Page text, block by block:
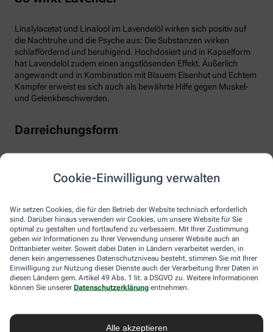
Cookie-Einwilligung verwalten
Wir setzen Cookies, die für den Betrieb der Website technisch erforderlich
sind. Darüber hinaus verwenden wir Cookies, um unsere Website für Sie
optimal zu gestalten und fortlaufend zu verbessern. Mit Ihrer Zustimmung
geben wir Informationen zu Ihrer Verwendung unserer Website auch an
Drittanbieter weiter. Soweit dabei Daten in Ländern verarbeitet werden, in
denen kein angemessenes Datenschutzniveau besteht, stimmen Sie mit Ihrer
Einwilligung zur Nutzung dieser Dienste auch der Verarbeitung Ihrer Daten in
diesen Ländern gem. Artikel 49 Abs. 1 lit. a DSGVO zu. Weitere Informationen
können Sie unserer Datenschutzerklärung entnehmen.
Alle akzeptieren
Linalylacetat und Linalool im Lavendelöl wirken sich positiv auf
die Nachtruhe und die Psyche aus: Die Substanzen wirken
schlaffördernd und beruhigend. Hochdosiert und in Kapselform
hat Lavendelöl zudem einen angstlösenden Effekt. Äußerlich
angewandt und in Kombination mit Blauem Eisenhut und Echtem
Kampfer erweist es sich auch als bewährte Hilfe gegen Muskel-
und Gelenkbeschwerden.
Darreichungsform
oder Bestandteil von Teemischungen kaufen, aber auch in Form
von Badezusätzen, Duftölen sowie als Kapseln zum Einnehmen.
Immer auf dem Laufenden bleiben –
melden Sie sich an.